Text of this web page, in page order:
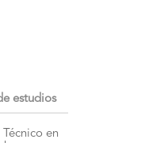
estudios
en